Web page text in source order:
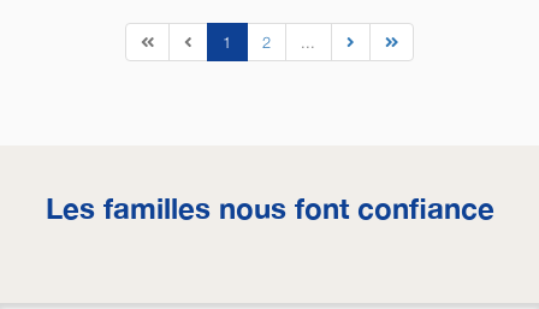
1 2 ...
Les familles nous font confiance